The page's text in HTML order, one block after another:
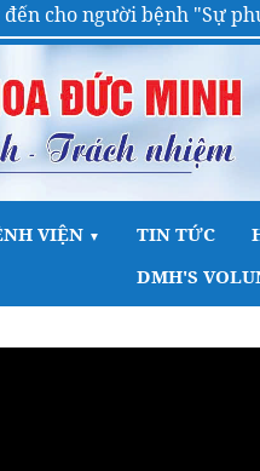
bệnh "Sự phục vụ
VIỆN ▼ TIN TỨC
DMH'S